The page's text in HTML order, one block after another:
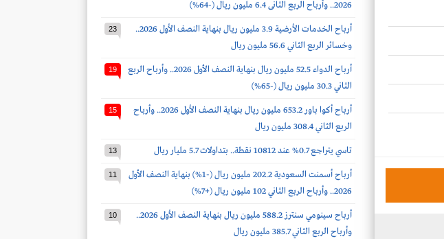
2026.. وأرباح الربع الثانى 6.4 مليون ريال (-64%)
أرباح الخدمات الأرضية 3.9 مليون ريال بنهاية النصف الأول 2026..
وخسائر الربع الثاني 56.6 مليون ريال
23
أرباح الدواء 52.5 مليون ريال بنهاية النصف الأول 2026.. وأرباح الربع
الثاني 30.3 مليون ريال (-65%)
19
أرباح أكوا باور 653.2 مليون ريال بنهاية النصف الأول 2026.. وأرباح
الربع الثاني 308.4 مليون ريال
15
تاسي يتراجع 0.7% عند 10812 نقطة.. بتداولات 5.7 مليار ريال 13
أرباح أسمنت السعودية 202.2 مليون ريال (-1%) بنهاية النصف الأول
2026.. وأرباح الربع الثاني 102 مليون ريال (+7%)
11
أرباح سينومي سنترز 588.2 مليون ريال بنهاية النصف الأول 2026..
وأرباح الربع الثاني 385.7 مليون ريال
10